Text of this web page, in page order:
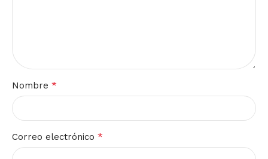
Nombre *
Correo electrónico *